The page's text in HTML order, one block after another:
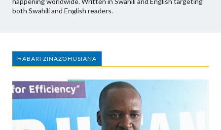
both Swahili and English readers.
HABARI ZINAZOHUSIANA